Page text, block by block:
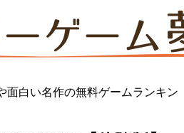
面白い名作の無料ゲームランキン